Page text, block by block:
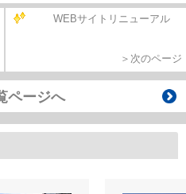
WEBサイトリニューアル
＞次のページ
ページへ